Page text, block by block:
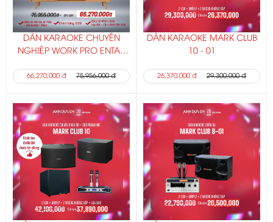
DÀN KARAOKE CHUYÊN
NGHIỆP WORK PRO ENTAR
66,270,000 đ 75,956,000 đ
DÀN KARAOKE MARK CLUB
10 - 01
26,370,000 đ 29,300,000 đ